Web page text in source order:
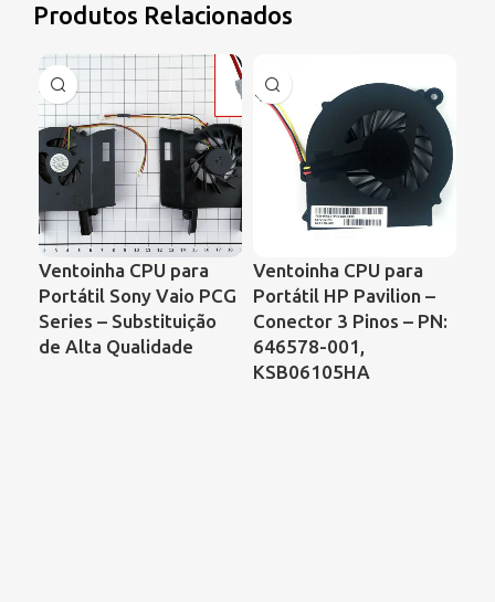
Produtos Relacionados
Ventoinha CPU para
Portátil Sony Vaio PCG
Series – Substituição
de Alta Qualidade
Ventoinha CPU para
Portátil HP Pavilion –
Conector 3 Pinos – PN:
646578-001,
KSB06105HA